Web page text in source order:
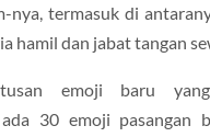
nya, termasuk di
hamil dan jabat tangan
emoji baru yang
ada 30 emoji pasangan